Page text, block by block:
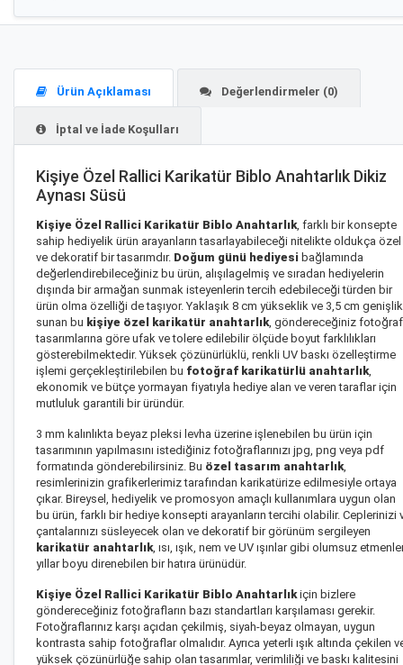
Ürün Açıklaması Değerlendirmeler (0)
İptal ve İade Koşulları
Kişiye Özel Rallici Karikatür Biblo Anahtarlık Dikiz
Aynası Süsü
Kişiye Özel Rallici Karikatür Biblo Anahtarlık, farklı bir konsepte
sahip hediyelik ürün arayanların tasarlayabileceği nitelikte oldukça özel
ve dekoratif bir tasarımdır. Doğum günü hediyesi bağlamında
değerlendirebileceğiniz bu ürün, alışılagelmiş ve sıradan hediyelerin
dışında bir armağan sunmak isteyenlerin tercih edebileceği türden bir
ürün olma özelliği de taşıyor. Yaklaşık 8 cm yükseklik ve 3,5 cm genişlik
sunan bu kişiye özel karikatür anahtarlık, göndereceğiniz fotoğraf
tasarımlarına göre ufak ve tolere edilebilir ölçüde boyut farklılıkları
gösterebilmektedir. Yüksek çözünürlüklü, renkli UV baskı özelleştirme
işlemi gerçekleştirilebilen bu fotoğraf karikatürlü anahtarlık,
ekonomik ve bütçe yormayan fiyatıyla hediye alan ve veren taraflar için
mutluluk garantili bir üründür.
3 mm kalınlıkta beyaz pleksi levha üzerine işlenebilen bu ürün için
tasarımının yapılmasını istediğiniz fotoğraflarınızı jpg, png veya pdf
formatında gönderebilirsiniz. Bu özel tasarım anahtarlık,
resimlerinizin grafikerlerimiz tarafından karikatürize edilmesiyle ortaya
çıkar. Bireysel, hediyelik ve promosyon amaçlı kullanımlara uygun olan
bu ürün, farklı bir hediye konsepti arayanların tercihi olabilir. Ceplerinizi
çantalarınızı süsleyecek olan ve dekoratif bir görünüm sergileyen
karikatür anahtarlık, ısı, ışık, nem ve UV ışınlar gibi olumsuz
yıllar boyu direnebilen bir hatıra ürünüdür.
Kişiye Özel Rallici Karikatür Biblo Anahtarlıkiçin bizlere
göndereceğiniz fotoğrafların bazı standartları karşılaması gerekir.
Fotoğraflarınız karşı açıdan çekilmiş, siyah-beyaz olmayan, uygun
kontrasta sahip fotoğraflar olmalıdır. Ayrıca yeterli ışık altında çekilen
yüksek çözünürlüğe sahip olan tasarımlar, verimliliği ve baskı kalitesini